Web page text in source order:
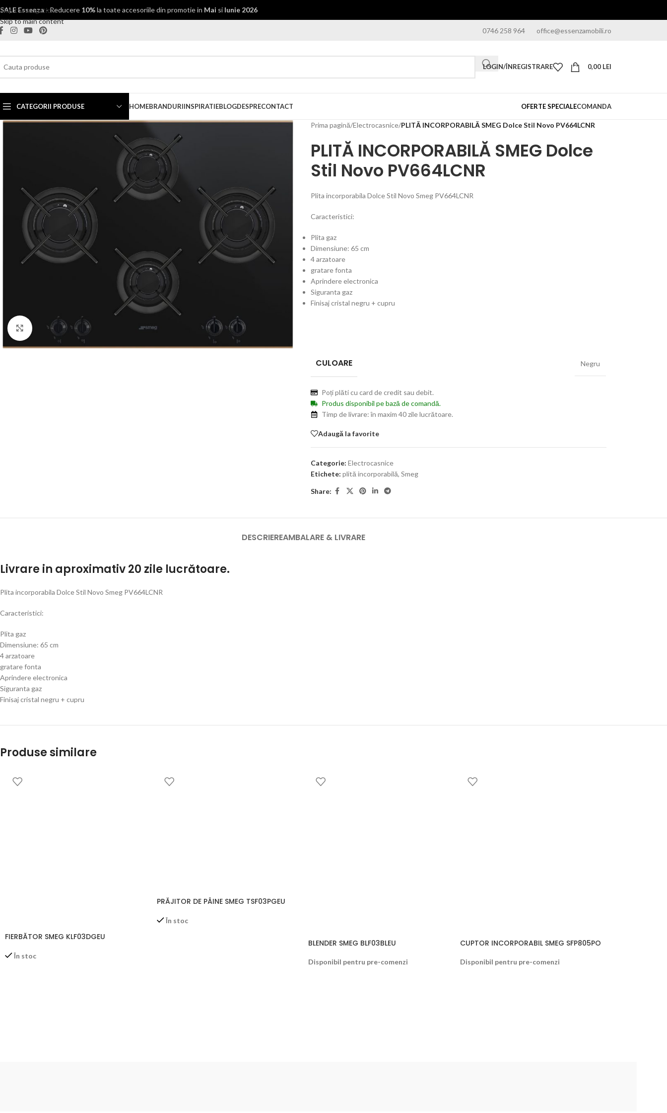
Skip to navigation
Skip to main content
SALE Essenza- Reducere 10%la toate accesoriile din promotie in Mai si Iunie 2026
0746 258 964 office@essenzamobili.ro
LOGIN/ÎNREGISTRARE 0,00 LEI
CATEGORII PRODUSE HOMEBRANDURIINSPIRATIEBLOGDESPRECONTACT OFERTE SPECIALECOMANDA
Click to enlarge
Prima pagină/Electrocasnice/PLITĂ INCORPORABILĂ SMEG Dolce Stil Novo PV664LCNR
PLITĂ INCORPORABILĂ SMEG Dolce
Stil Novo PV664LCNR
Plita incorporabila Dolce Stil Novo Smeg PV664LCNR
Caracteristici:
Plita gaz
Dimensiune: 65 cm
4 arzatoare
gratare fonta
Aprindere electronica
Siguranta gaz
Finisaj cristal negru + cupru
CULOARE Negru
Poți plăti cu card de credit sau debit.
Produs disponibil pe bază de comandă.
Timp de livrare: în maxim 40 zile lucrătoare.
Adaugă la favorite
Categorie: Electrocasnice
Etichete: plită incorporabilă, Smeg
Share:
DESCRIEREAMBALARE & LIVRARE
Livrare in aproximativ 20 zile lucrătoare.
Plita incorporabila Dolce Stil Novo Smeg PV664LCNR
Caracteristici:
Plita gaz
Dimensiune: 65 cm
4 arzatoare
gratare fonta
Aprindere electronica
Siguranta gaz
Finisaj cristal negru + cupru
Produse similare
FIERBĂTOR SMEG KLF03DGEU
În stoc
PRĂJITOR DE PÂINE SMEG TSF03PGEU
În stoc
BLENDER SMEG BLF03BLEU
Disponibil pentru pre-comenzi
CUPTOR INCORPORABIL SMEG SFP805PO
Disponibil pentru pre-comenzi